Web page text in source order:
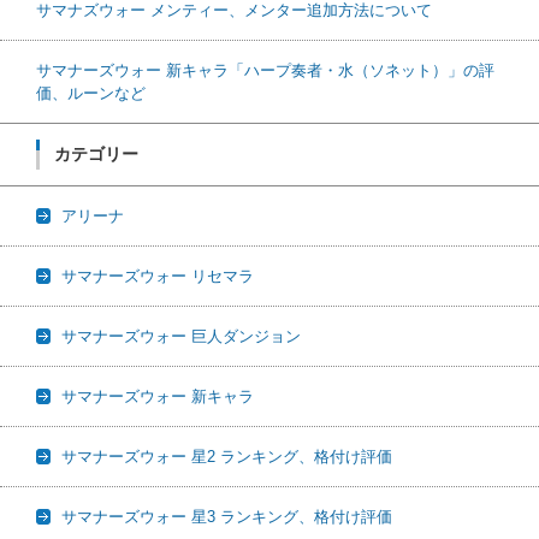
サマナズウォー メンティー、メンター追加方法について
サマナーズウォー 新キャラ「ハープ奏者・水（ソネット）」の評
価、ルーンなど
カテゴリー
アリーナ
サマナーズウォー リセマラ
サマナーズウォー 巨人ダンジョン
サマナーズウォー 新キャラ
サマナーズウォー 星2 ランキング、格付け評価
サマナーズウォー 星3 ランキング、格付け評価